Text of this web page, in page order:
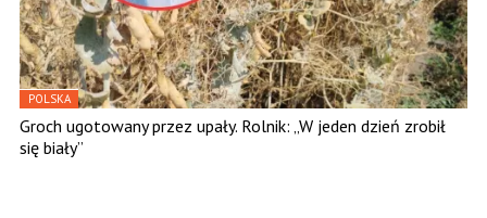
POLSKA
Groch ugotowany przez upały. Rolnik: „W jeden dzień zrobił
się biały”